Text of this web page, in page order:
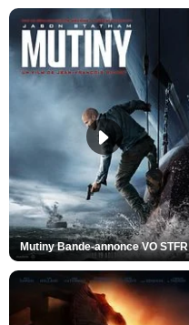
Mutiny Bande-annonce VO STFR